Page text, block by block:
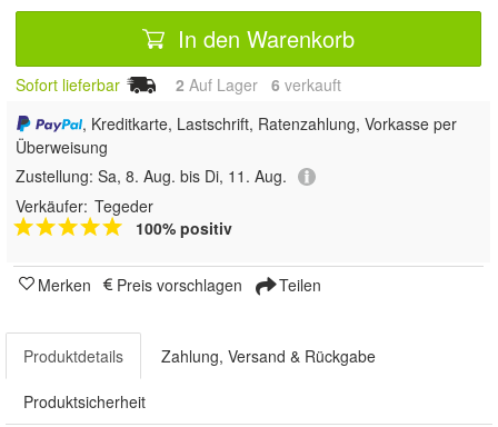
In den Warenkorb
Sofort lieferbar 2 Auf Lager 6 verkauft
, Kreditkarte, Lastschrift, Ratenzahlung, Vorkasse per
Überweisung
Zustellung: Sa, 8. Aug. bis Di, 11. Aug.
Verkäufer: Tegeder
100% positiv
Merken Preis vorschlagen Teilen
Produktdetails Zahlung, Versand & Rückgabe
Produktsicherheit